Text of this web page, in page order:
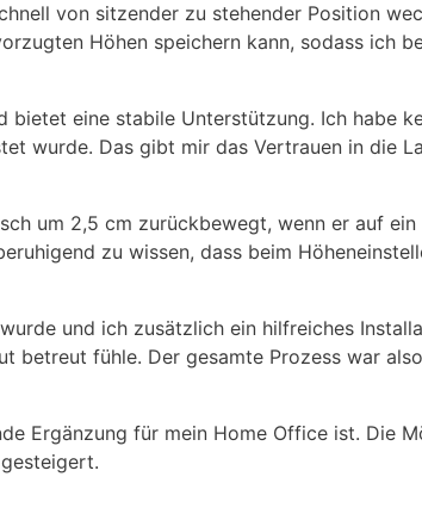
von sitzender zu stehender Position
Höhen speichern kann, sodass ich
eine stabile Unterstützung. Ich habe
wurde. Das gibt mir das Vertrauen in die
um 2,5 cm zurückbewegt, wenn er auf
zu wissen, dass beim
und ich zusätzlich ein hilfreiches
fühle. Der gesamte Prozess war
Ergänzung für mein Home Office ist. Die